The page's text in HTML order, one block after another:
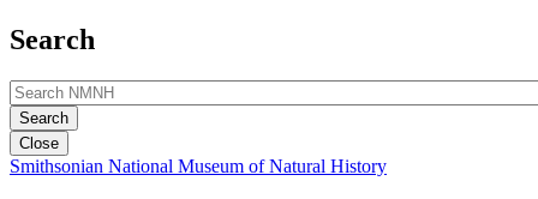
Search
Close
Smithsonian National Museum of Natural History